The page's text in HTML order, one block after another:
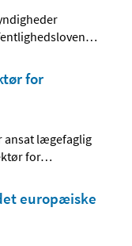
…
for
ansat lægefaglig
for…
europæiske